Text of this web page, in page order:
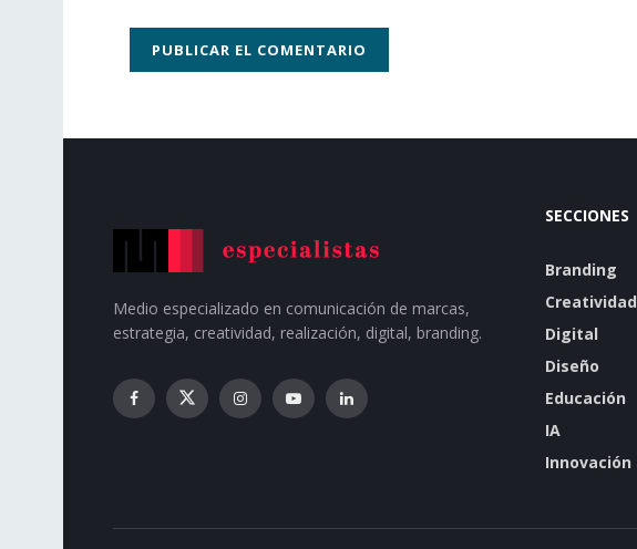
Medio especializado en comunicación de marcas,
estrategia, creatividad, realización, digital, branding.
SECCIONES
Branding
Creatividad
Digital
Diseño
Educación
IA
Innovación